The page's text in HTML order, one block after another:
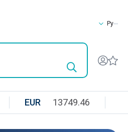
Ру
EUR 13749.46